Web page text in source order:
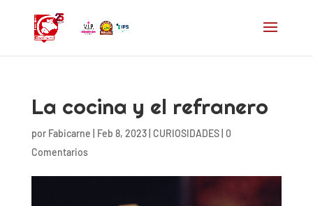
La cocina y el refranero
por Fabicarne Feb 8, 2023| CURIOSIDADES| 0
Comentarios